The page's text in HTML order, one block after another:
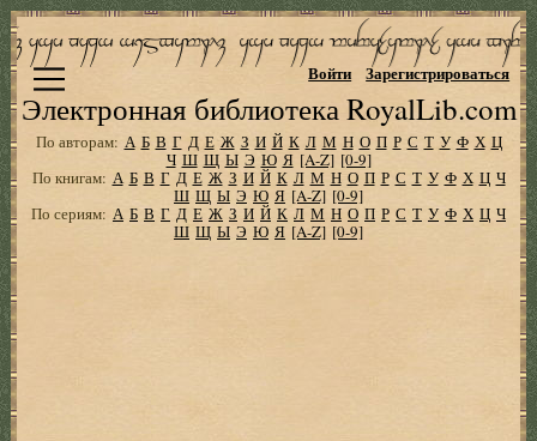
Электронная библиотека RoyalLib.com
Войти Зарегистрироваться
По авторам: А Б В Г Д Е Ж З И Й К Л М Н О П Р С Т У Ф Х Ц
Ч Ш Щ Ы Э Ю Я [A-Z] [0-9]
По книгам: А Б В Г Д Е Ж З И Й К Л М Н О П Р С Т У Ф Х Ц Ч
Ш Щ Ы Э Ю Я [A-Z] [0-9]
По сериям: А Б В Г Д Е Ж З И Й К Л М Н О П Р С Т У Ф Х Ц Ч
Ш Щ Ы Э Ю Я [A-Z] [0-9]